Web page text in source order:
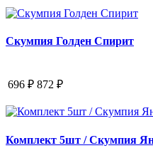
Скумпия Голден Спирит
696 ₽ 872 ₽
Комплект 5шт / Скумпия